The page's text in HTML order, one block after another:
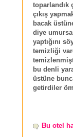
toparlandık
çıkış
bacak
diye
yaptığını
temizliği
bu denli
üstüne
getirdiler
Bu otel